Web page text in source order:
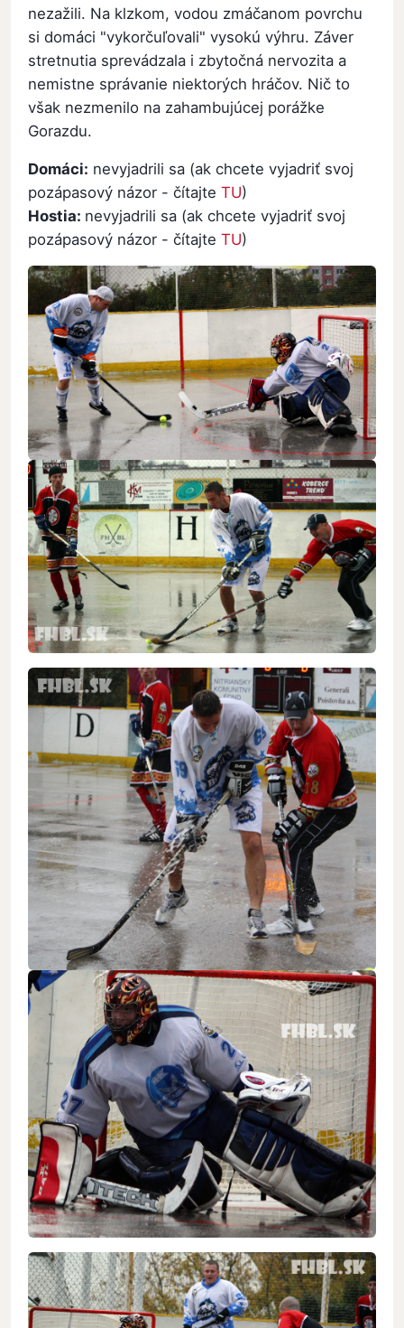
nezažili. Na klzkom, vodou zmáčanom povrchu
si domáci "vykorčuľovali" vysokú výhru. Záver
stretnutia sprevádzala i zbytočná nervozita a
nemistne správanie niektorých hráčov. Nič to
však nezmenilo na zahambujúcej porážke
Gorazdu.
Domáci: nevyjadrili sa (ak chcete vyjadriť svoj
pozápasový názor - čítajteTU)
Hostia: nevyjadrili sa (ak chcete vyjadriť svoj
pozápasový názor - čítajteTU)